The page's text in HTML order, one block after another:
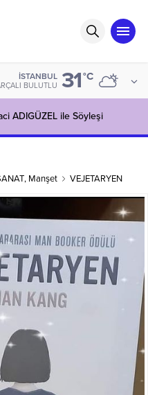
İSTANBUL
BULUTLU 31°C
ADIGÜZEL ile Söyleşi
, Manşet VEJETARYEN